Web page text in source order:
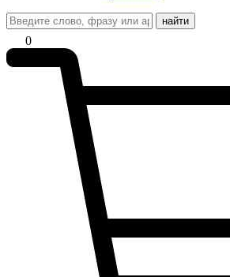
найти
0